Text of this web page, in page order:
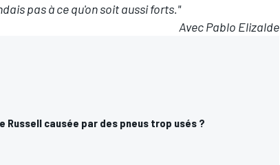
pas à ce qu'on soit aussi forts."
Avec Pablo Elizalde
Russell causée par des pneus trop usés ?